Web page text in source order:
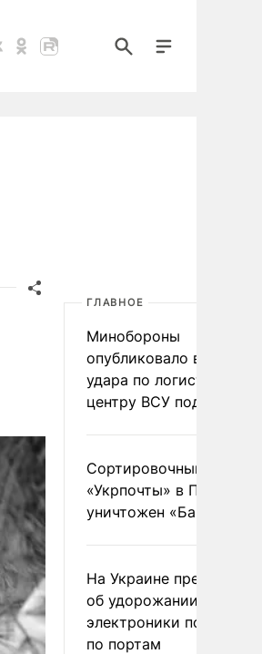
ГЛАВНОЕ
Минобороны
опубликовало видео
удара по
центру ВСУ под Киевом
Сортировочный пункт
«Укрпочты» в
уничтожен
На Украине
об удорожании
электроники после
по портам